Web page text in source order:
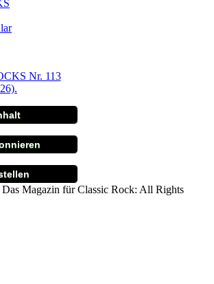
Magazin für Classic Rock: All Rights